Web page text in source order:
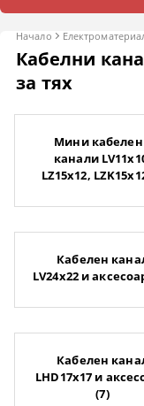
Начало
Кабелни
за тях
Мини
канали
LZ15x12,
Кабелен
LV24x22 и
Кабелен
LHD17x17 и
(7)